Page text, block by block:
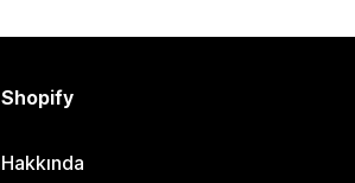
Shopify
Hakkında